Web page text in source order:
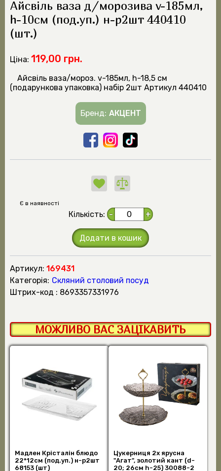
Айсвіль ваза д/морозива v-185мл,
h-10см (под.уп.) н-р2шт 440410
(шт.)
Ціна: 119,00 грн.
Айсвiль ваза/мороз. v-185мл, h-18,5 см
(подарункова упаковка) набір 2шт Артикул 440410
Бренд: АКЦЕНТ
Є в наявності
Кількість: - +
Додати в кошик
Артикул: 169431
Категорія: Скляний столовий посуд
штрих-код : 8693357331976
МОЖЛИВО ВАС ЗАЦІКАВИТЬ
Мадлен Крісталін блюдо
22*12см (под.уп.) н-р2шт
68153 (шт)
Цукерниця 2х ярусна
"Агат", золотий кант (d-
20; 26см h-25) 30088-2